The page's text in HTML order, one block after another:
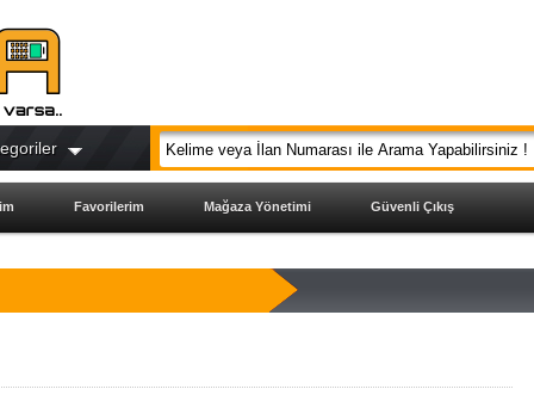
Favorilerim Mağaza Yönetimi Güvenli Çıkış